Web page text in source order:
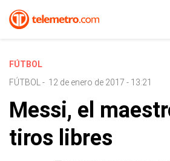
FÚTBOL
FÚTBOL
- 12 de enero de 2017 - 13:21
Messi, el
tiros libres